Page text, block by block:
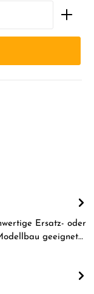
Ersatz- oder
geeignet…